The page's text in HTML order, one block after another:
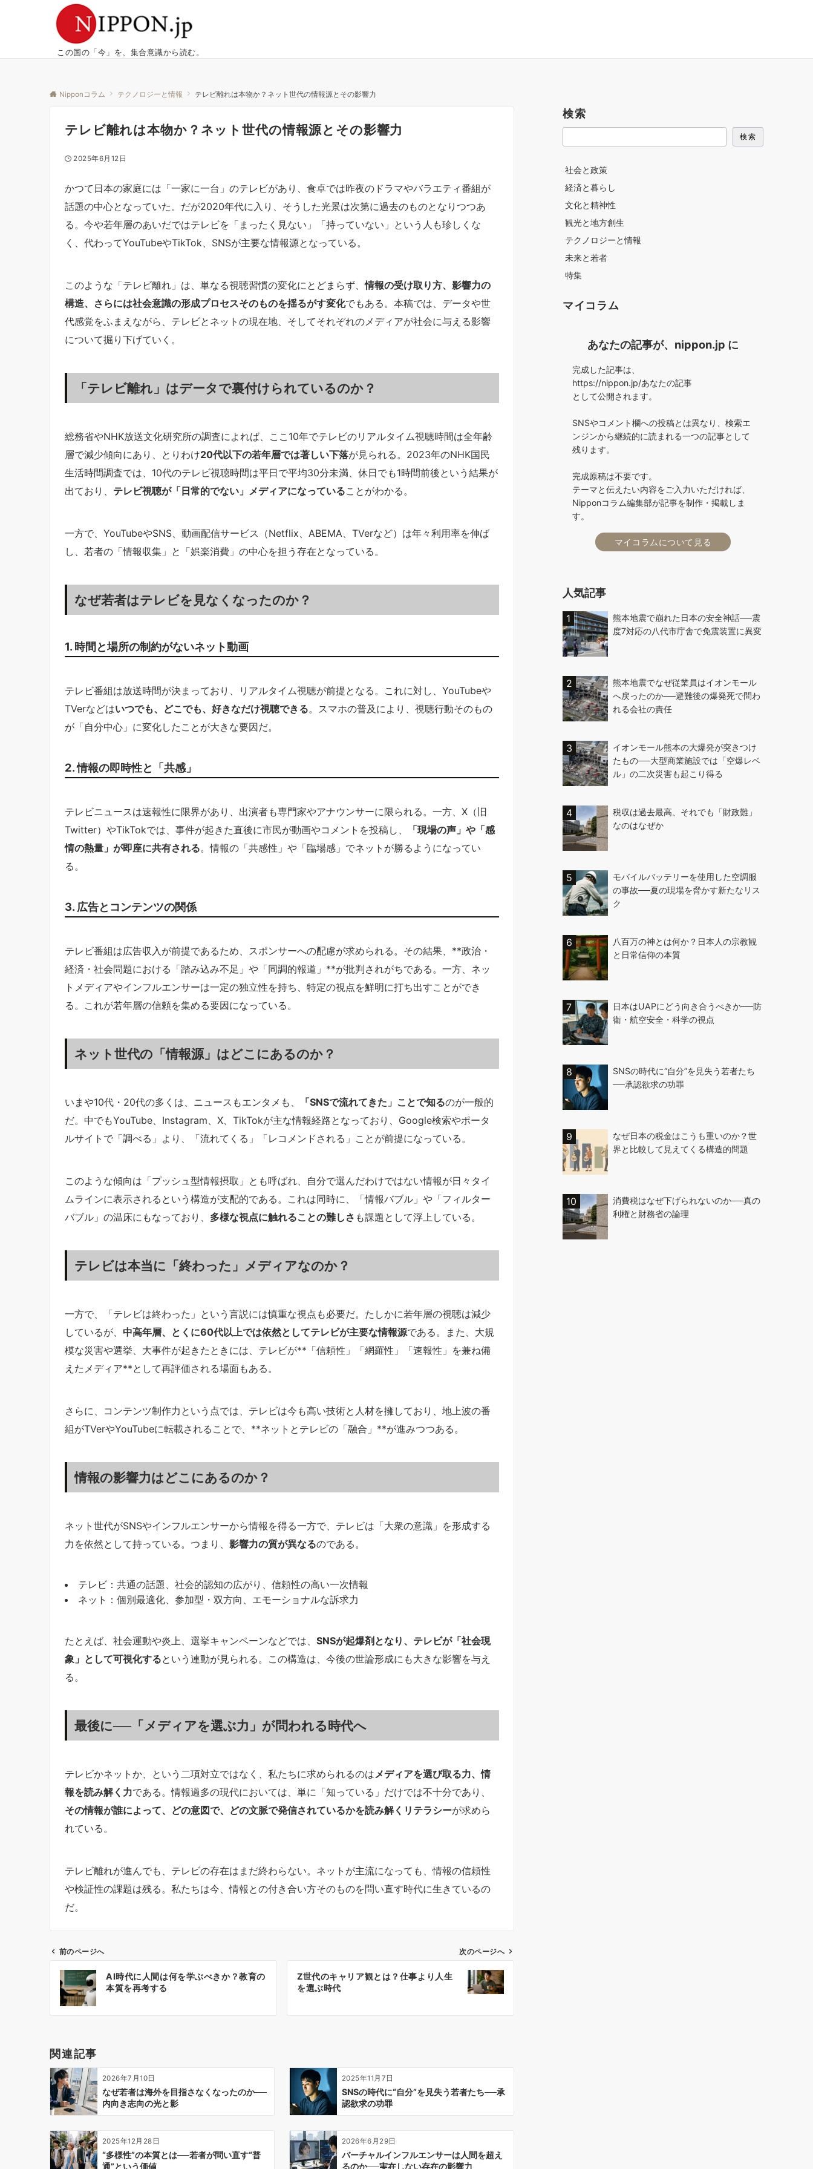
この国の「今」を、集合意識から読む。
Nipponコラム テクノロジーと情報 テレビ離れは本物か？ネット世代の情報源とその影響力
テレビ離れは本物か？ネット世代の情報源とその影響力
2025年6月12日
かつて日本の家庭には「一家に一台」のテレビがあり、食卓では昨夜のドラマやバラエティ番組が
話題の中心となっていた。だが2020年代に入り、そうした光景は次第に過去のものとなりつつあ
る。今や若年層のあいだではテレビを「まったく見ない」「持っていない」という人も珍しくな
く、代わってYouTubeやTikTok、SNSが主要な情報源となっている。
このような「テレビ離れ」は、単なる視聴習慣の変化にとどまらず、情報の受け取り方、影響力の
構造、さらには社会意識の形成プロセスそのものを揺るがす変化でもある。本稿では、データや世
代感覚をふまえながら、テレビとネットの現在地、そしてそれぞれのメディアが社会に与える影響
について掘り下げていく。
「テレビ離れ」はデータで裏付けられているのか？
総務省やNHK放送文化研究所の調査によれば、ここ10年でテレビのリアルタイム視聴時間は全年齢
層で減少傾向にあり、とりわけ20代以下の若年層では著しい下落が見られる。2023年のNHK国民
生活時間調査では、10代のテレビ視聴時間は平日で平均30分未満、休日でも1時間前後という結果が
出ており、 テレビ視聴が「日常的でない」メディアになっていることがわかる。
一方で、YouTubeやSNS、動画配信サービス（Netflix、ABEMA、TVerなど）は年々利用率を伸ば
し、若者の「情報収集」と「娯楽消費」の中心を担う存在となっている。
なぜ若者はテレビを見なくなったのか？
1. 時間と場所の制約がないネット動画
テレビ番組は放送時間が決まっており、リアルタイム視聴が前提となる。これに対し、YouTubeや
TVerなどはいつでも、どこでも、好きなだけ視聴できる。スマホの普及により、視聴行動そのもの
が「自分中心」に変化したことが大きな要因だ。
2. 情報の即時性と「共感」
テレビニュースは速報性に限界があり、出演者も専門家やアナウンサーに限られる。一方、X（旧
Twitter）やTikTokでは、事件が起きた直後に市民が動画やコメントを投稿し、
「現場の声」や「感
情の熱量」が即座に共有される。情報の「共感性」や「臨場感」でネットが勝るようになってい
る。
3. 広告とコンテンツの関係
テレビ番組は広告収入が前提であるため、スポンサーへの配慮が求められる。その結果、**政治・
経済・社会問題における「踏み込み不足」や「同調的報道」**が批判されがちである。一方、ネッ
トメディアやインフルエンサーは一定の独立性を持ち、特定の視点を鮮明に打ち出すことができ
る。これが若年層の信頼を集める要因になっている。
ネット世代の「情報源」はどこにあるのか？
いまや10代・20代の多くは、ニュースもエンタメも、 「SNSで流れてきた」ことで知るのが一般的
だ。中でもYouTube、Instagram、X、TikTokが主な情報経路となっており、Google検索やポータ
ルサイトで「調べる」より、「流れてくる」「レコメンドされる」ことが前提になっている。
このような傾向は「プッシュ型情報摂取」とも呼ばれ、自分で選んだわけではない情報が日々タイ
ムラインに表示されるという構造が支配的である。これは同時に、「情報バブル」や「フィルター
バブル」の温床にもなっており、 多様な視点に触れることの難しさ も課題として浮上している。
テレビは本当に「終わった」メディアなのか？
一方で、「テレビは終わった」という言説には慎重な視点も必要だ。たしかに若年層の視聴は減少
しているが、 中高年層、とくに60代以上では依然としてテレビが主要な情報源である。また、大規
模な災害や選挙、大事件が起きたときには、テレビが**「信頼性」「網羅性」「速報性」を兼ね備
えたメディア**として再評価される場面もある。
さらに、コンテンツ制作力という点では、テレビは今も高い技術と人材を擁しており、地上波の番
組がTVerやYouTubeに転載されることで、**ネットとテレビの「融合」**が進みつつある。
情報の影響力はどこにあるのか？
ネット世代がSNSやインフルエンサーから情報を得る一方で、テレビは「大衆の意識」を形成する
力を依然として持っている。つまり、 影響力の質が異なるのである。
テレビ：共通の話題、社会的認知の広がり、信頼性の高い一次情報
ネット：個別最適化、参加型・双方向、エモーショナルな訴求力
たとえば、社会運動や炎上、選挙キャンペーンなどでは、 SNSが起爆剤となり、テレビが「社会現
象」として可視化するという連動が見られる。この構造は、今後の世論形成にも大きな影響を与え
る。
最後に──「メディアを選ぶ力」が問われる時代へ
テレビかネットか、という二項対立ではなく、私たちに求められるのは メディアを選び取る力、情
報を読み解く力である。情報過多の現代においては、単に「知っている」だけでは不十分であり、
その情報が誰によって、どの意図で、どの文脈で発信されているかを読み解くリテラシーが求めら
れている。
テレビ離れが進んでも、テレビの存在はまだ終わらない。ネットが主流になっても、情報の信頼性
や検証性の課題は残る。私たちは今、情報との付き合い方そのものを問い直す時代に生きているの
だ。
ビ
シ
ョ
ン
前のページへ
AI時代に人間は何を学ぶべきか？教育の
本質を再考する
次のページへ
Z世代のキャリア観とは？仕事より人生
を選ぶ時代
関連記事
2026年7月10日
なぜ若者は海外を目指さなくなったのか──
内向き志向の光と影
2025年11月7日
SNSの時代に“自分”を見失う若者たち──承
認欲求の功罪
2025年12月28日
“多様性”の本質とは──若者が問い直す“普
通”という価値
2026年6月29日
バーチャルインフルエンサーは人間を超え
るのか──実在しない存在の影響力
検索
検索
社会と政策
経済と暮らし
文化と精神性
観光と地方創生
テクノロジーと情報
未来と若者
特集
マイコラム
あなたの記事が、nippon.jp に
完成した記事は、
https://nippon.jp/あなたの記事
として公開されます。
SNSやコメント欄への投稿とは異なり、検索エ
ンジンから継続的に読まれる一つの記事として
残ります。
完成原稿は不要です。
テーマと伝えたい内容をご入力いただければ、
Nipponコラム編集部が記事を制作・掲載しま
す。
マイコラムについて見る
人気記事
熊本地震で崩れた日本の安全神話──震
度7対応の八代市庁舎で免震装置に異変
熊本地震でなぜ従業員はイオンモール
へ戻ったのか──避難後の爆発死で問わ
れる会社の責任
イオンモール熊本の大爆発が突きつけ
たもの──大型商業施設では「空爆レベ
ル」の二次災害も起こり得る
税収は過去最高、それでも「財政難」
なのはなぜか
モバイルバッテリーを使用した空調服
の事故──夏の現場を脅かす新たなリス
ク
八百万の神とは何か？日本人の宗教観
と日常信仰の本質
日本はUAPにどう向き合うべきか──防
衛・航空安全・科学の視点
SNSの時代に“自分”を見失う若者たち
──承認欲求の功罪
なぜ日本の税金はこうも重いのか？世
界と比較して見えてくる構造的問題
消費税はなぜ下げられないのか──真の
利権と財務省の論理